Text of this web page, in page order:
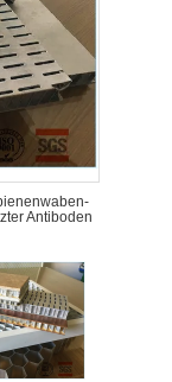
Antiboden